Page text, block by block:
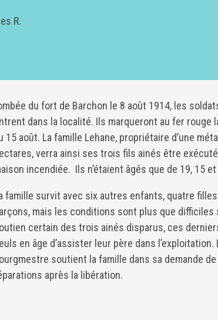
R.
du fort de Barchon le 8 août 1914, les
dans la localité. Ils marqueront au fer rouge
15 août. La famille Lehane, propriétaire d’une
verra ainsi ses trois fils ainés être
incendiée. Ils n’étaient âgés que de 19, 15 et
famille survit avec six autres enfants, quatre
mais les conditions sont plus que difficiles
certain des trois ainés disparus, ces
en âge d’assister leur père dans l’exploitation.
soutient la famille dans sa demande de
après la libération.